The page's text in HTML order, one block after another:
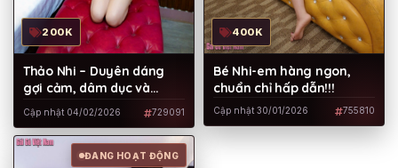
200K
Thảo Nhi – Duyên dáng
gợi cảm, dâm dục và
chiều hết nấc
Cập nhật 04/02/2026 729091
400K
Bé Nhi-em hàng ngon,
chuẩn chỉ hấp dẫn!!!
Cập nhật 30/01/2026 755810
ĐANG HOẠT ĐỘNG